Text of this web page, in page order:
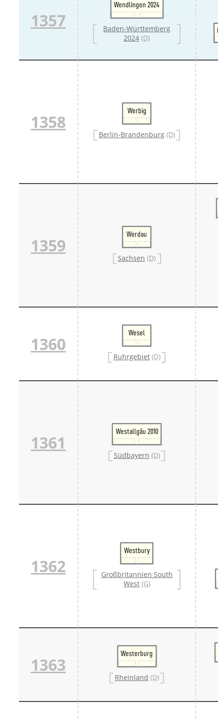
1357
Wendlingen 2024
Baden-Württemberg
2024 (D)
1358
Werbig
Berlin-Brandenburg (D)
1359
Werdau
Sachsen (D)
1360
Wesel
Ruhrgebiet (D)
1361
Westallgäu 2010
Südbayern (D)
1362
Westbury
Großbritannien South
West (G)
1363
Westerburg
Rheinland (D)